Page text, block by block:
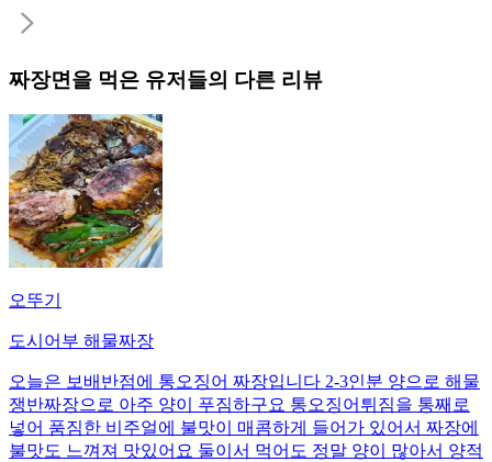
짜장면 을 먹은 유저들의 다른 리뷰
오뚜기
도시어부 해물짜장
오늘은 보배반점에 통오징어 짜장입니다 2-3인분 양으로 해물
쟁반짜장으로 아주 양이 푸짐하구요 통오징어튀짐을 통째로
넣어 품짐한 비주얼에 불맛이 매콤하게 들어가 있어서 짜장에
불맛도 느껴져 맛있어요 둘이서 먹어도 정말 양이 많아서 양적